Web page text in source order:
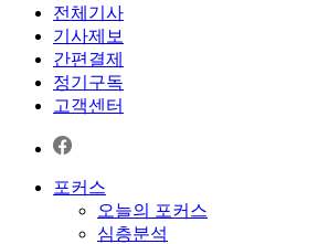
전체기사
기사제보
간편결제
정기구독
고객센터
포커스
오늘의 포커스
심층분석